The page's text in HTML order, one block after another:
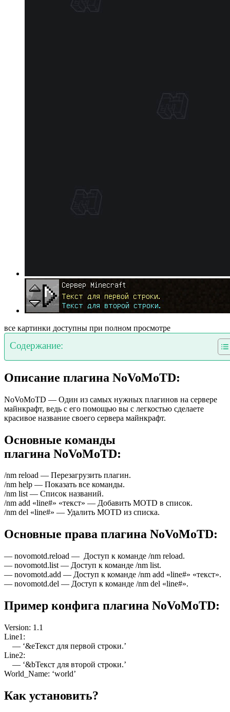
все картинки доступны при полном просмотре
Содержание:
Описание плагина NoVoMoTD:
NoVoMoTD — Один из самых нужных плагинов на сервере
майнкрафт, ведь с его помощью вы с легкостью сделаете
красивое название своего сервера майнкрафт.
Основные команды
плагина NoVoMoTD:
/nm reload — Перезагрузить плагин.
/nm help — Показать все команды.
/nm list — Список названий.
/nm add «line#» «текст» — Добавить MOTD в список.
/nm del «line#» — Удалить MOTD из списка.
Основные права плагина NoVoMoTD:
— novomotd.reload — Доступ к команде /nm reload.
— novomotd.list — Доступ к команде /nm list.
— novomotd.add — Доступ к команде /nm add «line#» «текст».
— novomotd.del — Доступ к команде /nm del «line#».
Пример конфига плагина NoVoMoTD:
Version: 1.1
Line1:
— ‘&eТекст для первой строки.’
Line2:
— ‘&bТекст для второй строки.’
World_Name: ‘world’
Как установить?